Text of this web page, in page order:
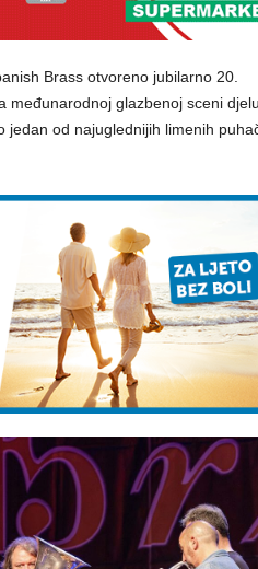
Brass otvoreno jubilarno 20.
međunarodnoj glazbenoj sceni
jedan od najuglednijih limenih